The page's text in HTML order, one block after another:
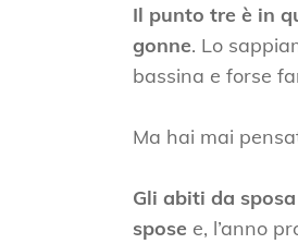
Il punto tre è in
gonne. Lo
bassina e forse
Ma hai mai
Gli abiti da
spose e, l’anno